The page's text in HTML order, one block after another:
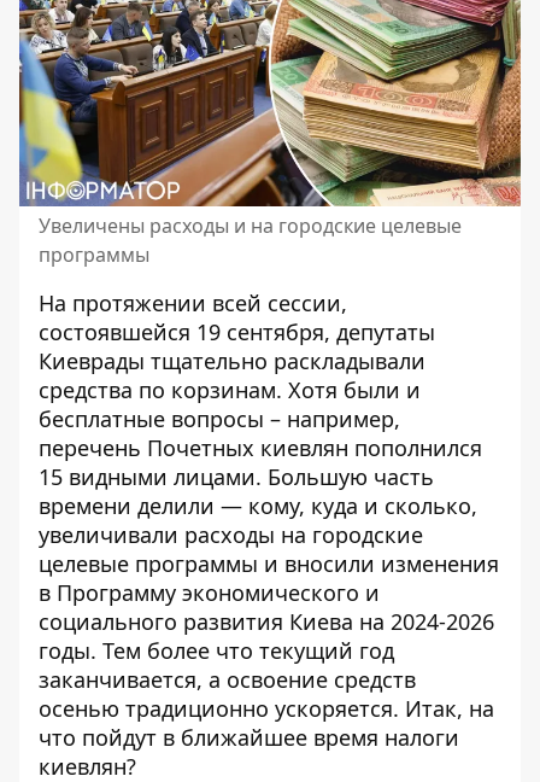
Увеличены расходы и на городские целевые
программы
На протяжении всей сессии,
состоявшейся 19 сентября, депутаты
Киеврады тщательно раскладывали
средства по корзинам. Хотя были и
бесплатные вопросы – например,
перечень Почетных киевлян пополнился
15 видными лицами. Большую часть
времени делили — кому, куда и сколько,
увеличивали расходы на городские
целевые программы и вносили изменения
в Программу экономического и
социального развития Киева на 2024-2026
годы. Тем более что текущий год
заканчивается, а освоение средств
осенью традиционно ускоряется. Итак, на
что пойдут в ближайшее время налоги
киевлян?